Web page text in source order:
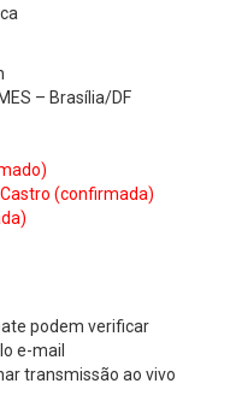
– Brasília/DF
(confirmada)
podem verificar
e-mail
transmissão ao vivo